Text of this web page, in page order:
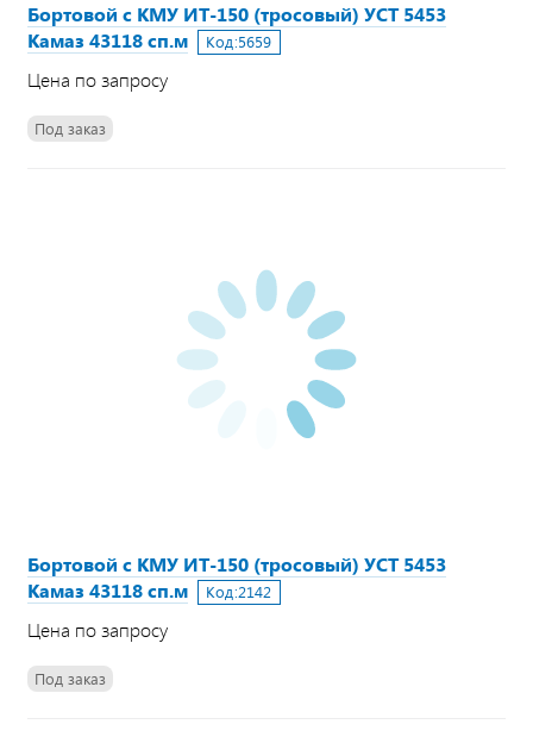
Бортовой с КМУ ИТ-150 (тросовый) УСТ 5453
Камаз 43118 сп.м
Код:5659
Цена по запросу
Под заказ
Бортовой с КМУ ИТ-150 (тросовый) УСТ 5453
Камаз 43118 сп.м
Код:2142
Цена по запросу
Под заказ